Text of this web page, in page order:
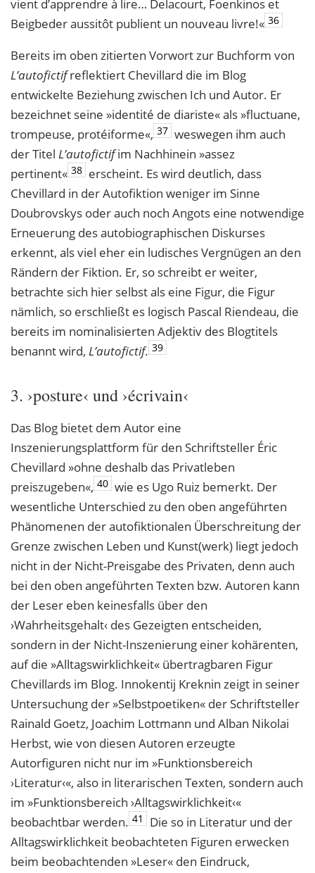
vient d’apprendre à lire… Delacourt, Foenkinos et
Beigbeder aussitôt publient un nouveau livre!« 36
Bereits im oben zitierten Vorwort zur Buchform von
L’autofictifreflektiert Chevillard die im Blog
entwickelte Beziehung zwischen Ich und Autor. Er
bezeichnet seine »identité de diariste« als »fluctuane,
trompeuse, protéiforme«, 37 weswegen ihm auch
der Titel L’autofictifim Nachhinein »assez
pertinent« 38 erscheint. Es wird deutlich, dass
Chevillard in der Autofiktion weniger im Sinne
Doubrovskys oder auch noch Angots eine notwendige
Erneuerung des autobiographischen Diskurses
erkennt, als viel eher ein ludisches Vergnügen an den
Rändern der Fiktion. Er, so schreibt er weiter,
betrachte sich hier selbst als eine Figur, die Figur
nämlich, so erschließt es logisch Pascal Riendeau, die
bereits im nominalisierten Adjektiv des Blogtitels
benannt wird, L’autofictif. 39
3. ›posture‹ und ›écrivain‹
Das Blog bietet dem Autor eine
Inszenierungsplattform für den Schriftsteller Éric
Chevillard »ohne deshalb das Privatleben
preiszugeben«, 40 wie es Ugo Ruiz bemerkt. Der
wesentliche Unterschied zu den oben angeführten
Phänomenen der autofiktionalen Überschreitung der
Grenze zwischen Leben und Kunst(werk) liegt jedoch
nicht in der Nicht-Preisgabe des Privaten, denn auch
bei den oben angeführten Texten bzw. Autoren kann
der Leser eben keinesfalls über den
›Wahrheitsgehalt‹ des Gezeigten entscheiden,
sondern in der Nicht-Inszenierung einer kohärenten,
auf die »Alltagswirklichkeit« übertragbaren Figur
Chevillards im Blog. Innokentij Kreknin zeigt in seiner
Untersuchung der »Selbstpoetiken« der Schriftsteller
Rainald Goetz, Joachim Lottmann und Alban Nikolai
Herbst, wie von diesen Autoren erzeugte
Autorfiguren nicht nur im »Funktionsbereich
›Literatur‹«, also in literarischen Texten, sondern auch
im »Funktionsbereich ›Alltagswirklichkeit‹«
beobachtbar werden. 41
Die so in Literatur und der
Alltagswirklichkeit beobachteten Figuren erwecken
beim beobachtenden »Leser« den Eindruck,